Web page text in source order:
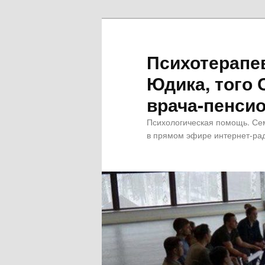
Юдика, того
врача-
Психологическая помощь.
в прямом эфире интернет-